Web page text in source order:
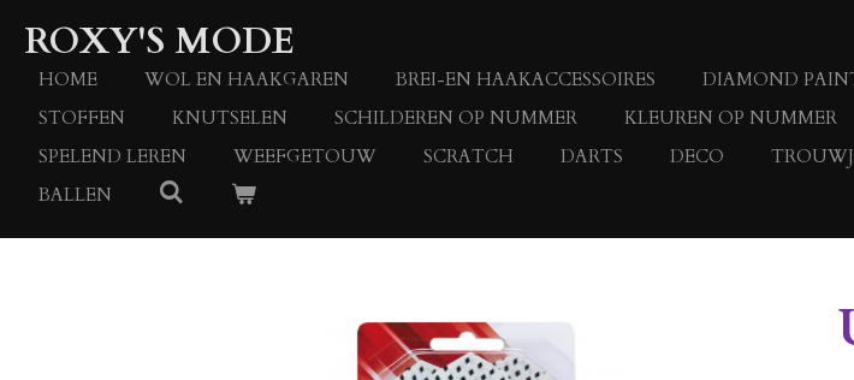
Ga
direct
naar
hoofdinhoud
ROXY'S MODE
HOME WOL EN HAAKGAREN BREI-EN HAAKACCESSOIRES DIAMOND
STOFFEN
KNUTSELEN SCHILDEREN OP NUMMER KLEUREN OP NUMMER
SPELEND LEREN
WEEFGETOUW SCRATCH DARTS DECO
BALLEN